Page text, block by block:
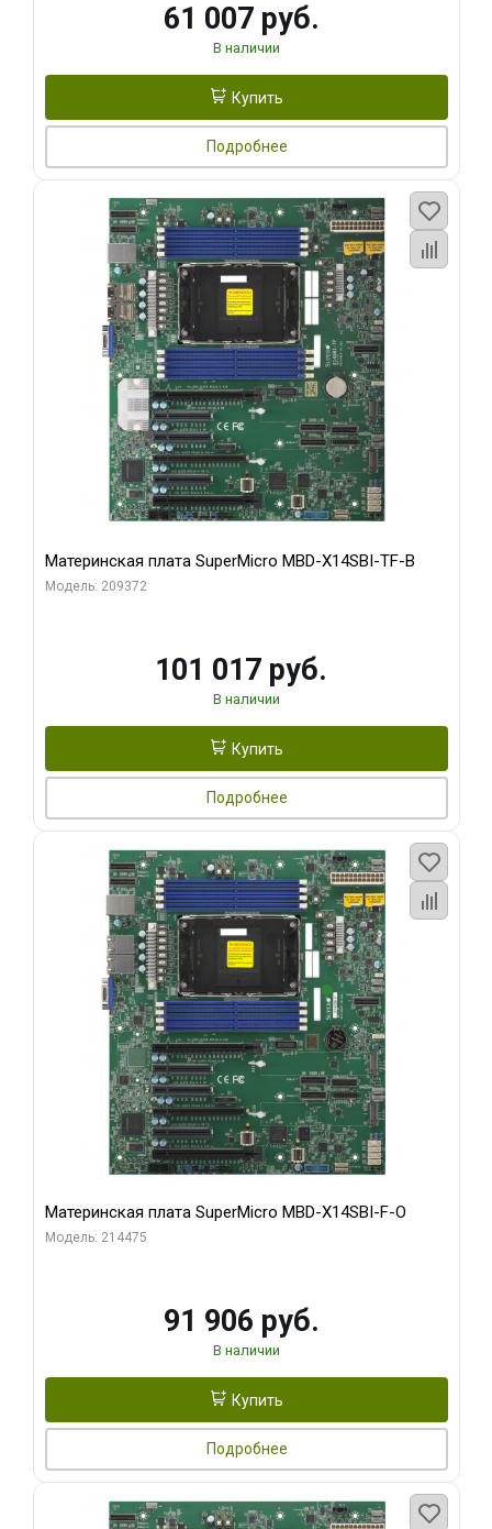
61 007 руб.
В наличии
Купить
Подробнее
Материнская плата SuperMicro MBD-X14SBI-TF-B
Модель: 209372
101 017 руб.
В наличии
Купить
Подробнее
Материнская плата SuperMicro MBD-X14SBI-F-O
Модель: 214475
91 906 руб.
В наличии
Купить
Подробнее